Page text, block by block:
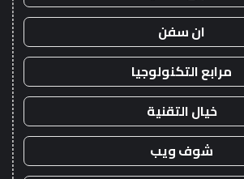
ان سفن
مرابع التكنولوجيا
خيال التقنية
شوف ويب